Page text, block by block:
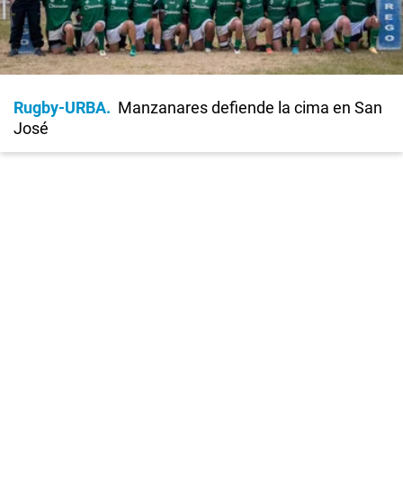
Rugby-URBA
Manzanares defiende la cima en San
José